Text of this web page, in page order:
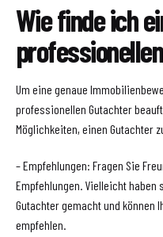
Wie finde ich
Um eine genaue
professionellen Gutachter
Möglichkeiten, einen Gutachter
– Empfehlungen: Fragen Sie
Empfehlungen. Vielleicht
Gutachter gemacht und können
empfehlen.